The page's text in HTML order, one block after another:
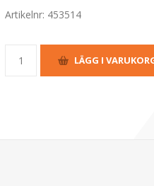
Artikelnr: 453514